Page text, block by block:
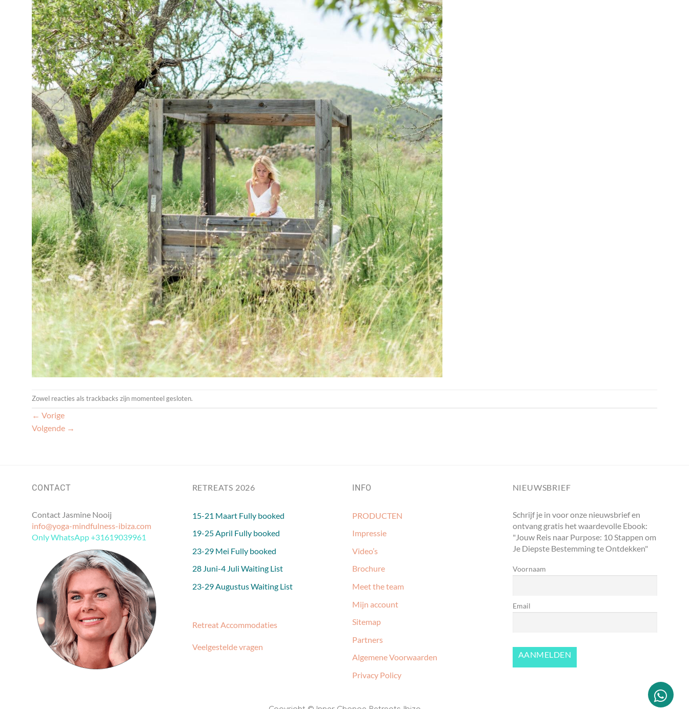
Zowel reacties als trackbacks zijn momenteel gesloten.
← Vorige
Volgende →
CONTACT
Contact Jasmine Nooij
info@yoga-mindfulness-ibiza.com
Only WhatsApp +31619039961
RETREATS 2026
15-21 Maart Fully booked
19-25 April Fully booked
23-29 Mei Fully booked
28 Juni-4 Juli Waiting List
23-29 Augustus Waiting List
Retreat Accommodaties
Veelgestelde vragen
INFO
PRODUCTEN
Impressie
Video’s
Brochure
Meet the team
Mijn account
Sitemap
Partners
Algemene Voorwaarden
Privacy Policy
NIEUWSBRIEF
Schrijf je in voor onze nieuwsbrief en
ontvang gratis het waardevolle Ebook:
"Jouw Reis naar Purpose: 10 Stappen om
Je Diepste Bestemming te Ontdekken"
Voornaam
Email